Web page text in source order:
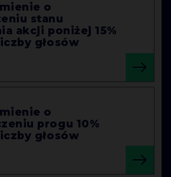
o
stanu
akcji poniżej 15%
głosów
o
progu 10%
głosów